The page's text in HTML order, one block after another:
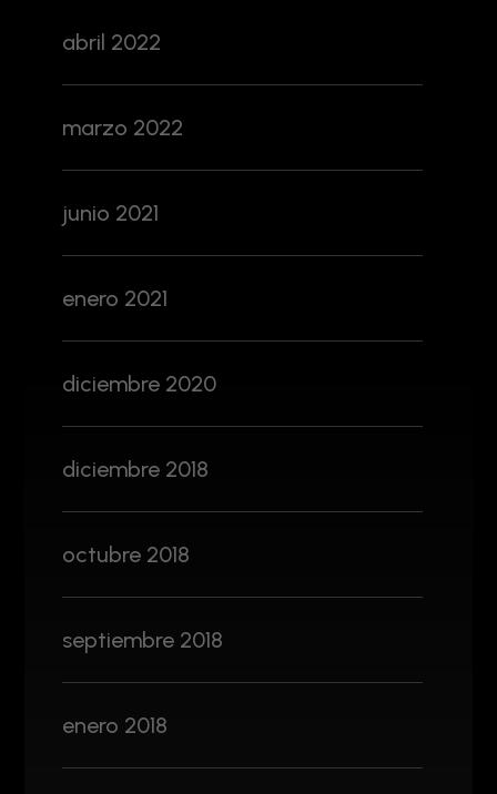
abril 2022
marzo 2022
junio 2021
enero 2021
diciembre 2020
diciembre 2018
octubre 2018
septiembre 2018
enero 2018